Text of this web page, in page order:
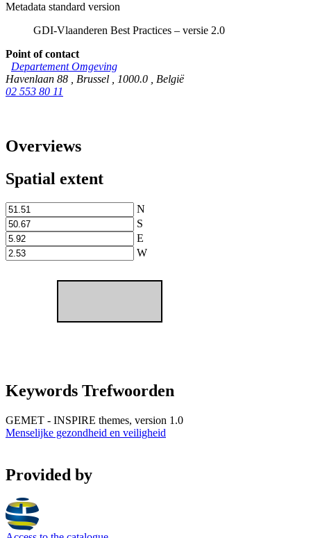
Metadata standard version
GDI-Vlaanderen Best Practices – versie 2.0
Point of contact
Departement Omgeving
Havenlaan 88
Brussel 1000.0
België
02 553 80 11
Overviews
Spatial extent
N
S
E
W
Keywords Trefwoorden
GEMET - INSPIRE themes, version 1.0
Menselijke gezondheid en veiligheid
Provided by